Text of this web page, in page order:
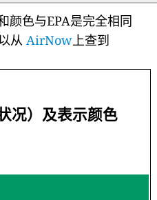
颜色与EPA是完全相同
从 AirNow上查到
况）及表示颜色